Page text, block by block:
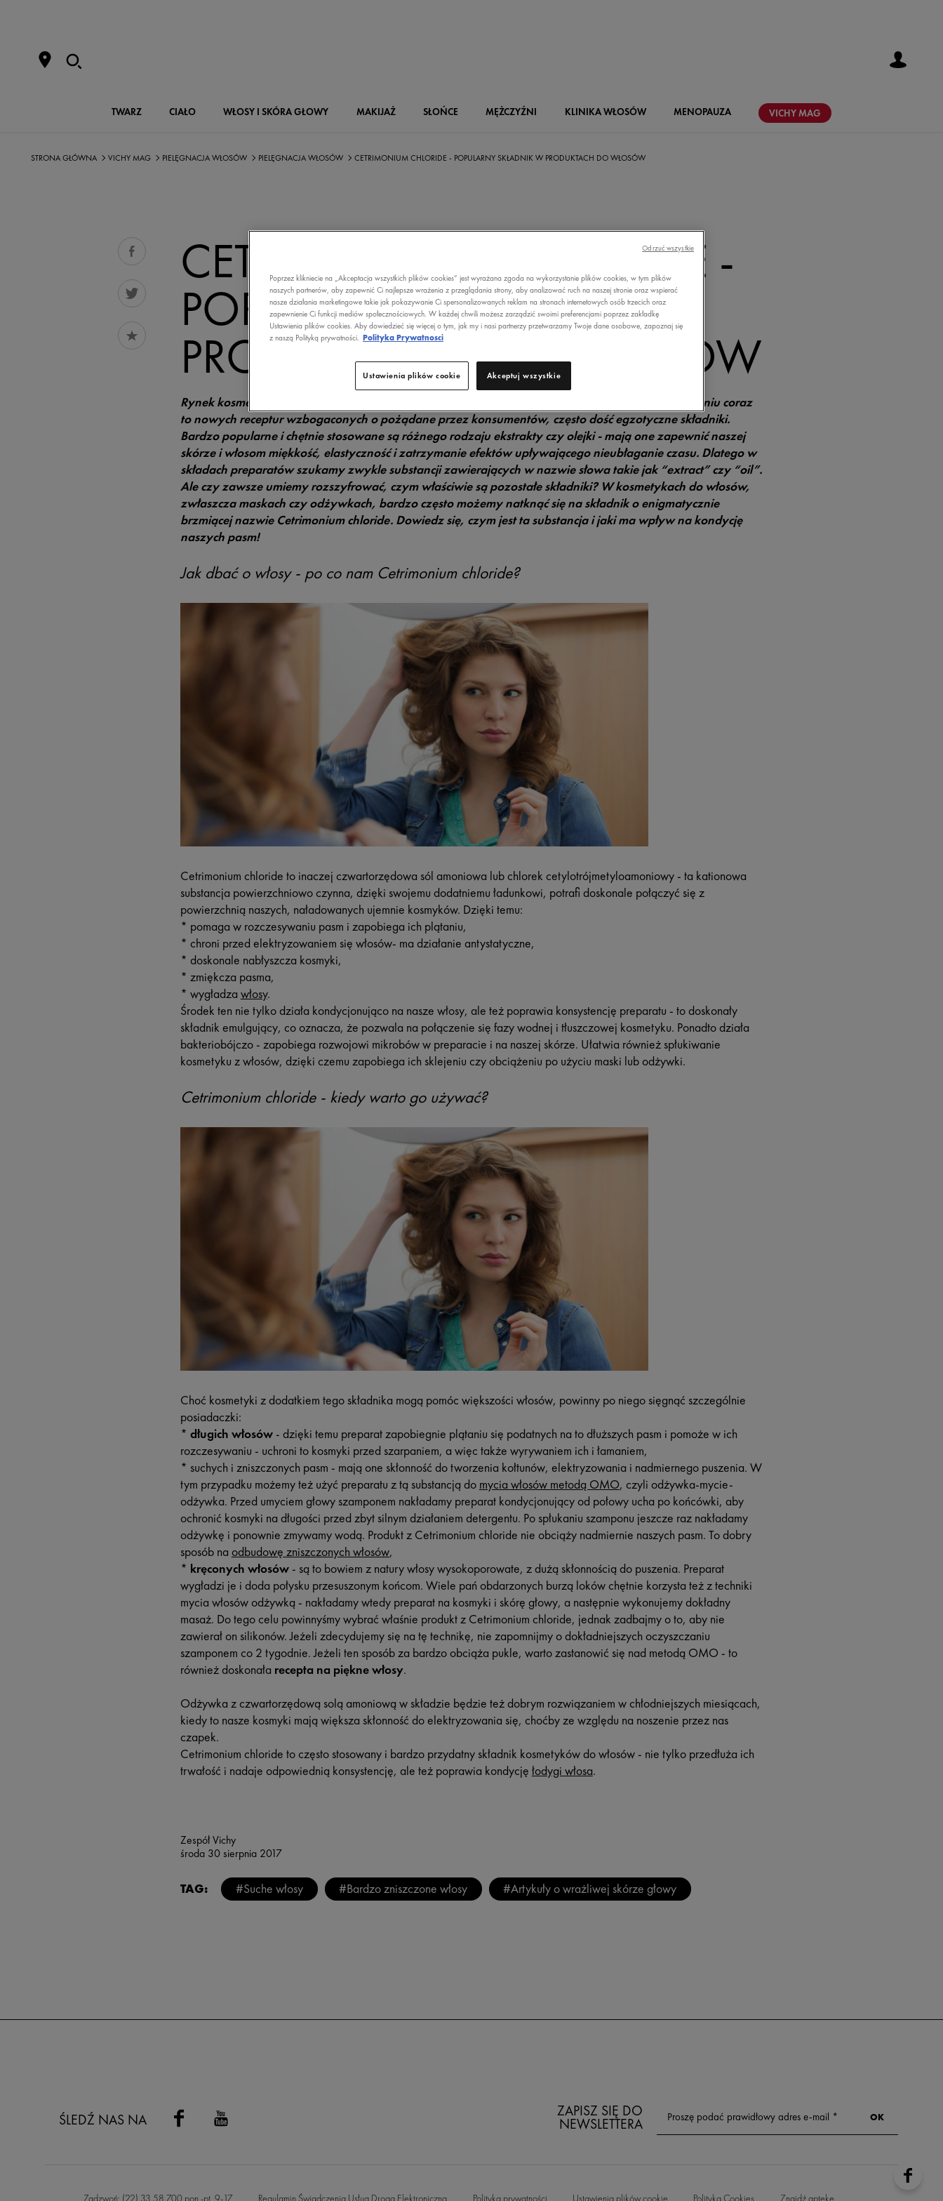
TWARZ CIAŁO WŁOSY I SKÓRA GŁOWY MAKIJAŻ SŁOŃCE MĘŻCZYŹNI KLINIKA WŁOSÓW MENOPAUZA VICHY MAG
STRONA GŁÓWNA VICHY MAG PIELĘGNACJA WŁOSÓW PIELĘGNACJA WŁOSÓW CETRIMONIUM CHLORIDE - POPULARNY SKŁADNIK W PRODUKTACH DO WŁOSÓW
CETRIMONIUM CHLORIDE -
POPULARNY SKŁADNIK W
PRODUKTACH DO WŁOSÓW
Rynek kosmetyczny oferuje nam całe mnóstwo produktów - producenci prześcigają się w wymyślaniu coraz
to nowych receptur wzbogaconych o pożądane przez konsumentów, często dość egzotyczne składniki.
Bardzo popularne i chętnie stosowane są różnego rodzaju ekstrakty czy olejki - mają one zapewnić naszej
skórze i włosom miękkość, elastyczność i zatrzymanie efektów upływającego nieubłaganie czasu. Dlatego w
składach preparatów szukamy zwykle substancji zawierających w nazwie słowa takie jak “extract” czy “oil”.
Ale czy zawsze umiemy rozszyfrować, czym właściwie są pozostałe składniki? W kosmetykach do włosów,
zwłaszcza maskach czy odżywkach, bardzo często możemy natknąć się na składnik o enigmatycznie
brzmiącej nazwie Cetrimonium chloride. Dowiedz się, czym jest ta substancja i jaki ma wpływ na kondycję
naszych pasm!
Jak dbać o włosy - po co nam Cetrimonium chloride?
Cetrimonium chloride to inaczej czwartorzędowa sól amoniowa lub chlorek cetylotrójmetyloamoniowy - ta kationowa
substancja powierzchniowo czynna, dzięki swojemu dodatniemu ładunkowi, potrafi doskonale połączyć się z
powierzchnią naszych, naładowanych ujemnie kosmyków. Dzięki temu:
* pomaga w rozczesywaniu pasm i zapobiega ich plątaniu,
* chroni przed elektryzowaniem się włosów- ma działanie antystatyczne,
* doskonale nabłyszcza kosmyki,
* zmiękcza pasma,
* wygładza włosy.
Środek ten nie tylko działa kondycjonująco na nasze włosy, ale też poprawia konsystencję preparatu - to doskonały
składnik emulgujący, co oznacza, że pozwala na połączenie się fazy wodnej i tłuszczowej kosmetyku. Ponadto działa
bakteriobójczo - zapobiega rozwojowi mikrobów w preparacie i na naszej skórze. Ułatwia również spłukiwanie
kosmetyku z włosów, dzięki czemu zapobiega ich sklejeniu czy obciążeniu po użyciu maski lub odżywki.
Cetrimonium chloride - kiedy warto go używać?
Choć kosmetyki z dodatkiem tego składnika mogą pomóc większości włosów, powinny po niego sięgnąć szczególnie
posiadaczki:
* długich włosów- dzięki temu preparat zapobiegnie plątaniu się podatnych na to dłuższych pasm i pomoże w ich
rozczesywaniu - uchroni to kosmyki przed szarpaniem, a więc także wyrywaniem ich i łamaniem,
* suchych i zniszczonych pasm - mają one skłonność do tworzenia kołtunów, elektryzowania i nadmiernego puszenia. W
tym przypadku możemy też użyć preparatu z tą substancją do mycia włosów metodą OMO, czyli odżywka-mycie-
odżywka. Przed umyciem głowy szamponem nakładamy preparat kondycjonujący od połowy ucha po końcówki, aby
ochronić kosmyki na długości przed zbyt silnym działaniem detergentu. Po spłukaniu szamponu jeszcze raz nakładamy
odżywkę i ponownie zmywamy wodą. Produkt z Cetrimonium chloride nie obciąży nadmiernie naszych pasm. To dobry
sposób na odbudowę zniszczonych włosów,
* kręconych włosów- są to bowiem z natury włosy wysokoporowate, z dużą skłonnością do puszenia. Preparat
wygładzi je i doda połysku przesuszonym końcom. Wiele pań obdarzonych burzą loków chętnie korzysta też z techniki
mycia włosów odżywką - nakładamy wtedy preparat na kosmyki i skórę głowy, a następnie wykonujemy dokładny
masaż. Do tego celu powinnyśmy wybrać właśnie produkt z Cetrimonium chloride, jednak zadbajmy o to, aby nie
zawierał on silikonów. Jeżeli zdecydujemy się na tę technikę, nie zapomnijmy o dokładniejszych oczyszczaniu
szamponem co 2 tygodnie. Jeżeli ten sposób za bardzo obciąża pukle, warto zastanowić się nad metodą OMO - to
również doskonała recepta na piękne włosy.
Odżywka z czwartorzędową solą amoniową w składzie będzie też dobrym rozwiązaniem w chłodniejszych miesiącach,
kiedy to nasze kosmyki mają większa skłonność do elektryzowania się, choćby ze względu na noszenie przez nas
czapek.
Cetrimonium chloride to często stosowany i bardzo przydatny składnik kosmetyków do włosów - nie tylko przedłuża ich
trwałość i nadaje odpowiednią konsystencję, ale też poprawia kondycję łodygi włosa.
Zespół Vichy
środa 30 sierpnia 2017
TAG: #Suche włosy #Bardzo zniszczone włosy #Artykuły o wrażliwej skórze głowy
ZAPISZ SIĘ DO
NEWSLETTERA
ŚLEDŹ NAS NA
Zadzwoń: (22) 33 58 700 pon.-pt. 9-17 Regulamin Świadczenia Usług Drogą Elektroniczną Polityka prywatności Ustawienia plików cookie Polityka Cookies Znajdź aptekę
Poprzez klikniecie na „Akceptacja wszystkich plików cookies” jest wyrażana zgoda na wykorzystanie plików cookies, w tym plików
naszych partnerów, aby zapewnić Ci najlepsze wrażenia z przeglądania strony, aby analizować ruch na naszej stronie oraz wspierać
nasze działania marketingowe takie jak pokazywanie Ci spersonalizowanych reklam na stronach internetowych osób trzecich oraz
zapewnienie Ci funkcji mediów społecznościowych. W każdej chwili możesz zarządzić swoimi preferencjami poprzez zakładkę
Ustawienia plików cookies. Aby dowiedzieć się więcej o tym, jak my i nasi partnerzy przetwarzamy Twoje dane osobowe, zapoznaj się
z naszą Polityką prywatności. Polityka Prywatnosci
Ustawienia plików cookie Akceptuj wszystkie
Odrzuć wszystkie